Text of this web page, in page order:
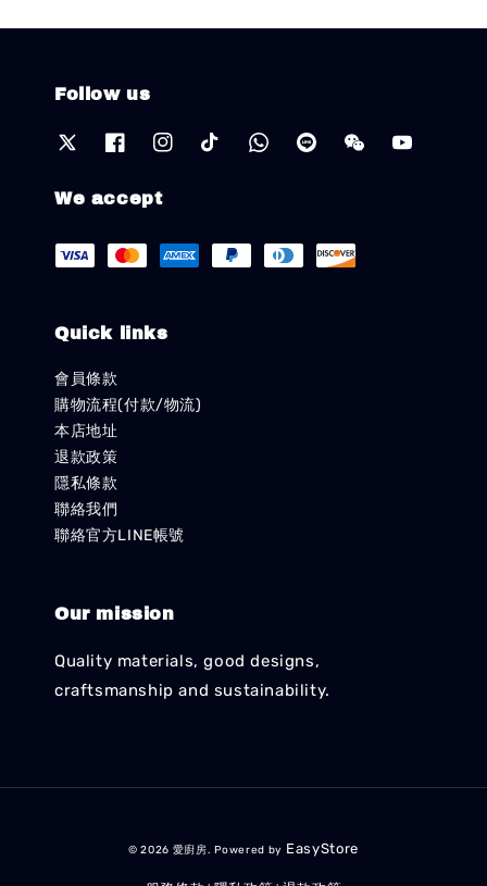
Follow us
We accept
Quick links
會員條款
購物流程(付款/物流)
本店地址
退款政策
隱私條款
聯絡我們
聯絡官方LINE帳號
Our mission
Quality materials, good designs,
craftsmanship and sustainability.
© 2026 愛廚房. Powered by EasyStore